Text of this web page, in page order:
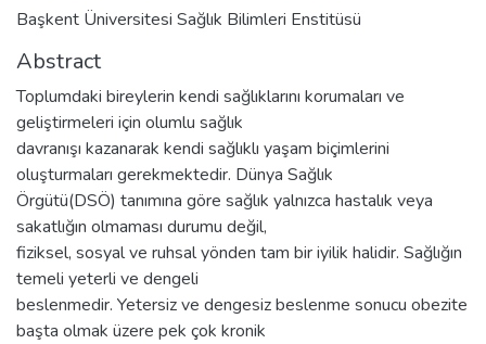
Başkent Üniversitesi Sağlık Bilimleri Enstitüsü
Abstract
Toplumdaki bireylerin kendi sağlıklarını korumaları ve
geliştirmeleri için olumlu sağlık
davranışı kazanarak kendi sağlıklı yaşam biçimlerini
oluşturmaları gerekmektedir. Dünya Sağlık
Örgütü(DSÖ) tanımına göre sağlık yalnızca hastalık veya
sakatlığın olmaması durumu değil,
fiziksel, sosyal ve ruhsal yönden tam bir iyilik halidir. Sağlığın
temeli yeterli ve dengeli
beslenmedir. Yetersiz ve dengesiz beslenme sonucu obezite
başta olmak üzere pek çok kronik